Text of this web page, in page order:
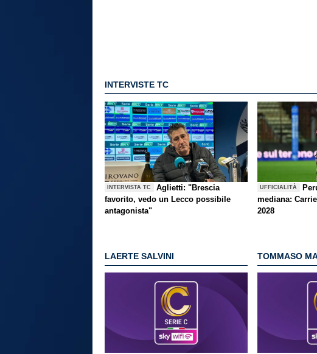
INTERVISTE TC
INTERVISTA TC
Aglietti: "Brescia
favorito, vedo un Lecco possibile
antagonista"
UFFICIALITÀ
mediana:
2028
LAERTE SALVINI TOMMASO